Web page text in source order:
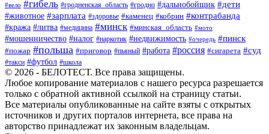
#вело #гибель #гродненская_область #гродно #дальнобойщик #дети
#животное #зарплата #здоровье #каменец #кобрин #контрабанда
#кража #литва #медицина #минск #минская_область #мото
#мошенничество #налог #наркотик #недвижимость #очередь #пинск
#пожар #польша #приговор #пьяный #работа #россия #сигарета #суд
#такси #футбол #школа
© 2026 - БЕЛОТЕСТ. Все права защищены.
Любое копирование материалов с нашего ресурса разрешается
только с обратной активной ссылкой на страницу статьи.
Все материалы опубликованные на сайте взяты с открытых
источников и других порталов интернета, все права на
авторство принадлежат их законным владельцам.